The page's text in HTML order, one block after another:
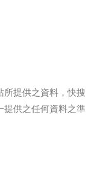
所提供之資料，快搜
提供之任何資料之準